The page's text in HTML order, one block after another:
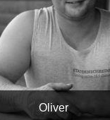
Oliver